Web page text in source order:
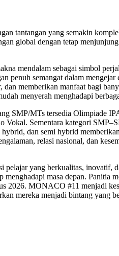
tantangan yang semakin
global dengan tetap
mendalam sebagai simbol
penuh semangat dalam mengejar
memberikan manfaat bagi
menyerah menghadapi
SMP/MTs tersedia Olimpiade
Sementara kategori
dan semi hybrid
relasi nasional, dan
yang berkualitas, inovatif,
masa depan. Panitia
2026. MONACO #11 menjadi
mereka menjadi bintang yang